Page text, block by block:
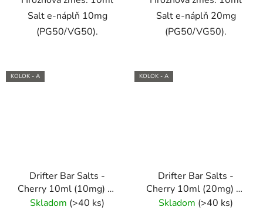
Salt e-náplň 10mg
(PG50/VG50).
Salt e-náplň 20mg
(PG50/VG50).
KOLOK - A
Drifter Bar Salts -
Cherry 10ml (10mg) e-
liquid
Skladom (>40 ks)
KOLOK - A
Drifter Bar Salts -
Cherry 10ml (20mg) e-
liquid
Skladom (>40 ks)